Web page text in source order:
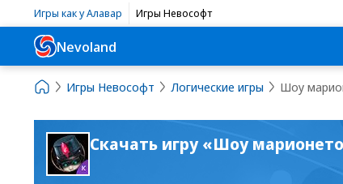
Игры как у Алавар Игры Невософт
Nevoland
Игры Невософт Логические игры Шоу
Скачать игру «Шоу